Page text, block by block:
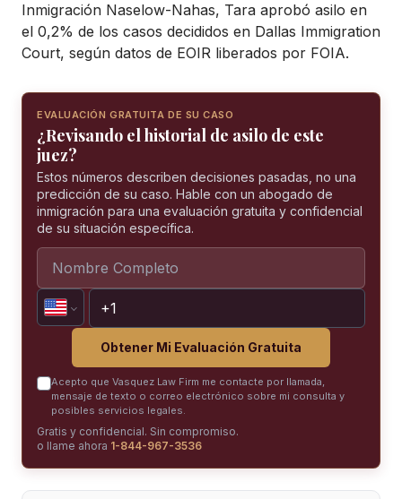
Inmigración Naselow-Nahas, Tara aprobó asilo en
el 0,2% de los casos decididos en Dallas Immigration
Court, según datos de EOIR liberados por FOIA.
EVALUACIÓN GRATUITA DE SU CASO
¿Revisando el historial de asilo de este
juez?
Estos números describen decisiones pasadas, no una
predicción de su caso. Hable con un abogado de
inmigración para una evaluación gratuita y confidencial
de su situación específica.
Obtener Mi Evaluación Gratuita
Acepto que Vasquez Law Firm me contacte por llamada,
mensaje de texto o correo electrónico sobre mi consulta y
posibles servicios legales.
Gratis y confidencial. Sin compromiso.
o llame ahora 1-844-967-3536